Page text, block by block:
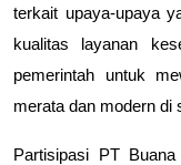
terkait upaya-upaya
kualitas layanan
pemerintah untuk
merata dan modern di
Partisipasi PT